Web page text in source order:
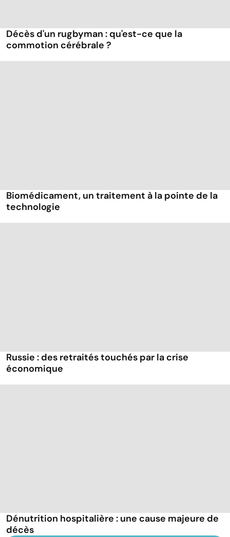
Décès d'un rugbyman : qu'est-ce que la
commotion cérébrale ?
Biomédicament, un traitement à la pointe de la
technologie
Russie : des retraités touchés par la crise
économique
Dénutrition hospitalière : une cause majeure de
décès